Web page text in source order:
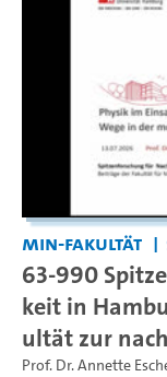
MIN-Fakultät
63-990
keit in
ultät zur
Prof. Dr. Annette